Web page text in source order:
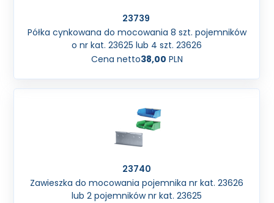
23739
Półka cynkowana do mocowania 8 szt. pojemników
o nr kat. 23625 lub 4 szt. 23626
Cena netto38,00 PLN
23740
Zawieszka do mocowania pojemnika nr kat. 23626
lub 2 pojemników nr kat. 23625